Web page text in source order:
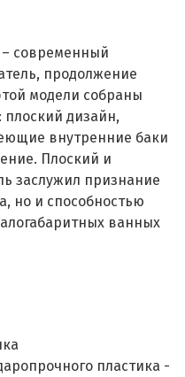
– современный
продолжение
модели собраны
плоский дизайн,
внутренние баки
Плоский и
заслужил признание
но и способностью
ванных
пластика -